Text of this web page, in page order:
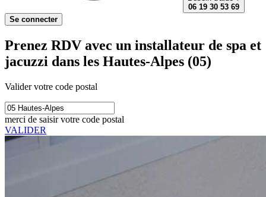
06 19 30 53 69
Se connecter
Prenez RDV avec un installateur de spa et
jacuzzi dans les Hautes-Alpes (05)
Valider votre code postal
merci de saisir votre code postal
VALIDER